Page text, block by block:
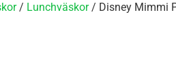
/ Lunchväskor/ Disney Mimmi